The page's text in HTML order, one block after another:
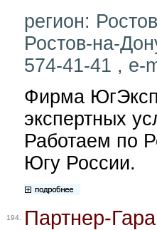
регион:
Ростов-на-
574-41-41 , e-
Фирма
экспертных
Работаем по
Югу России.
194. Партнер-